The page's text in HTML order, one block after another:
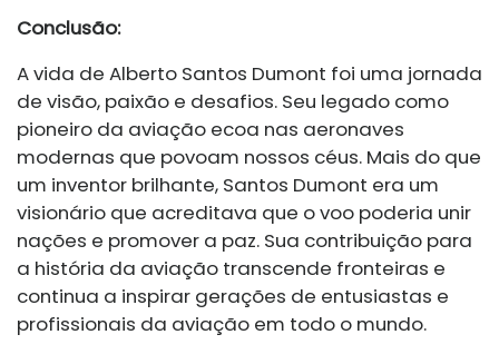
Conclusão:
A vida de Alberto Santos Dumont foi uma jornada
de visão, paixão e desafios. Seu legado como
pioneiro da aviação ecoa nas aeronaves
modernas que povoam nossos céus. Mais do que
um inventor brilhante, Santos Dumont era um
visionário que acreditava que o voo poderia unir
nações e promover a paz. Sua contribuição para
a história da aviação transcende fronteiras e
continua a inspirar gerações de entusiastas e
profissionais da aviação em todo o mundo.